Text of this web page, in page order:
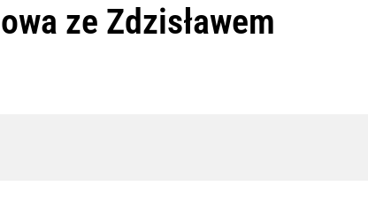
ze Zdzisławem